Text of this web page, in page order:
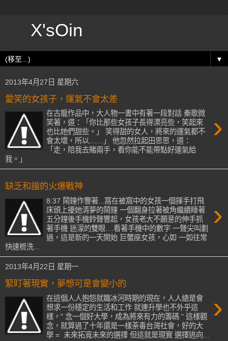
X'sOin
▼
2013年4月27日 星期六
愛笑的女孩子，運氣不會太差
›
在古龍作品中，大人物一書中有著一段對話 秦歌微
笑著，道：「你比那些女孩子長得漂亮些，笑起來
也比她們甜些。」 笑得甜的女人，將來的運氣都不
會太壞，所以……」 他忽然拉起田思思，道：
「走，陪我去賭兩手，看你能不能帶點好運氣給
我。」
缺乏和諧的火爆戰神
›
8:37 鬧鐘作響著...窩在被窩中的女孩一個揮手打飛
床頭上擾她清夢的鬧鐘 一個翻身拉著被角繼續睡著
五分鐘後手機鈴聲響起，女孩老大不願意的伸手抓
著手機 迷濛的雙眼....看著手機中的數字 一聲尖叫劃
過，這是新的一天開始 巨蟹座女孩，心如 一如往常
快速梳洗...
2013年4月22日 星期一
緊盯著現實，夢想可是會變小的
›
在這個人人抱怨就職冰河時期的現在，人人總是會
想求一份穩定的生活和工作 就連升學也不外乎這
樣，" 念一個好大學，成為將來有力的籌碼 " 這樣觀
念，就算過了十年還是一樣荼毒台灣社會，好的大
學 = 未來拓寬未來的選擇 但這就是現實 選擇逃向...